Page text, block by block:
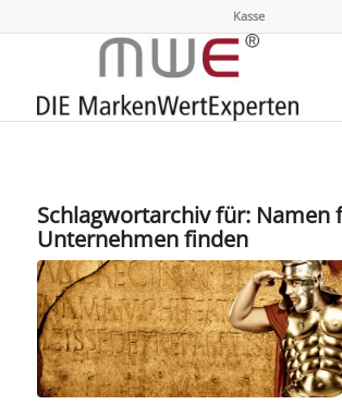
Kasse
Schlagwortarchiv für: Namen
Unternehmen finden